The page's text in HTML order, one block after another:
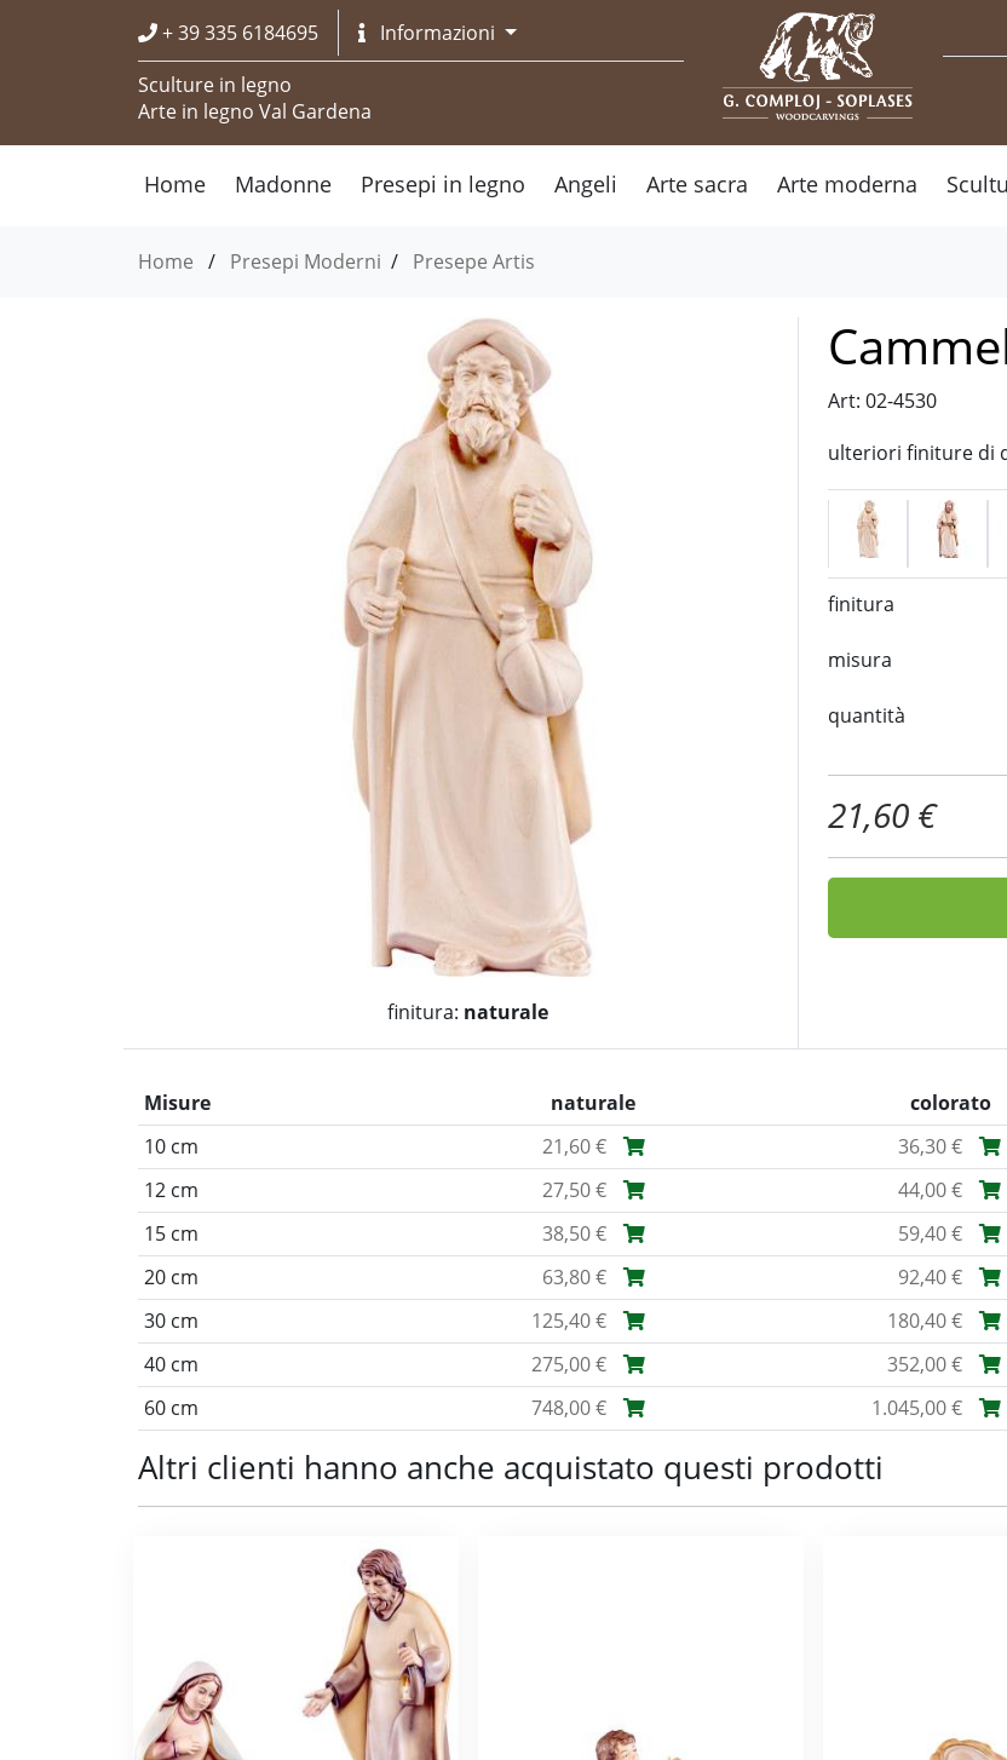
+ 39 335 6184695
Informazioni
Sculture in legno
Arte in legno Val Gardena
Home Madonne Presepi in legno Angeli Arte sacra Arte moderna
Home / Presepi Moderni / Presepe Artis
finitura: naturale
Art: 02-4530
ulteriori finiture di
finitura
misura
quantità
21,60 €
Misure naturale colorato
10 cm
21,60 € 36,30 €
12 cm
27,50 € 44,00 €
15 cm
38,50 € 59,40 €
20 cm
63,80 € 92,40 €
30 cm
125,40 € 180,40 €
40 cm
275,00 € 352,00 €
60 cm
748,00 € 1.045,00 €
Altri clienti hanno anche acquistato questi prodotti